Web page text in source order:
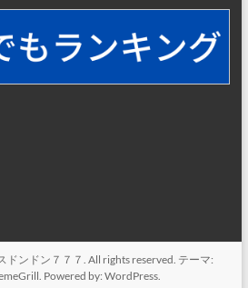
ドンドン７７７ . All rights reserved. テーマ:
Powered by:WordPress.